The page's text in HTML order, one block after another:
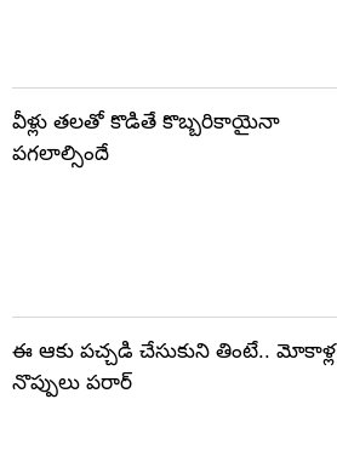
వీళ్లు తలతో కొడితే కొబ్బరికాయైనా
పగలాల్సిందే
ఈ ఆకు పచ్చడి చేసుకుని తింటే.. మోకాళ్ల
నొప్పులు పరార్‌